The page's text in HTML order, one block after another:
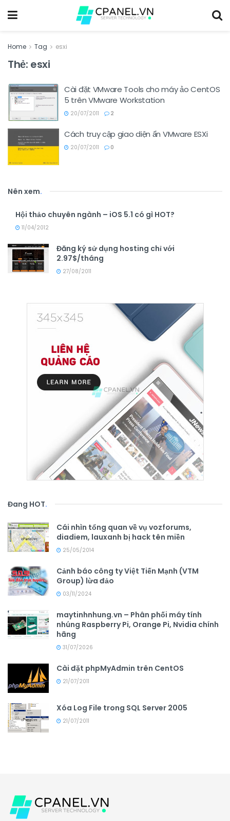
Home Tag esxi
Thẻ: esxi
Cài đặt VMware Tools cho máy ảo CentOS
5 trên VMware Workstation
20/07/2011 2
Cách truy cập giao diện ẩn VMware ESXi
20/07/2011 0
Nên xem.
Hội thảo chuyên ngành – iOS 5.1 có gì HOT?
11/04/2012
Đăng ký sử dụng hosting chỉ với
2.97$/tháng
27/08/2011
Đang HOT.
Cái nhìn tổng quan về vụ vozforums,
diadiem, lauxanh bị hack tên miền
25/05/2014
Cảnh báo công ty Việt Tiến Mạnh (VTM
Group) lừa đảo
03/11/2024
maytinhnhung.vn – Phân phối máy tính
nhúng Raspberry Pi, Orange Pi, Nvidia chính
hãng
31/07/2026
Cài đặt phpMyAdmin trên CentOS
21/07/2011
Xóa Log File trong SQL Server 2005
21/07/2011